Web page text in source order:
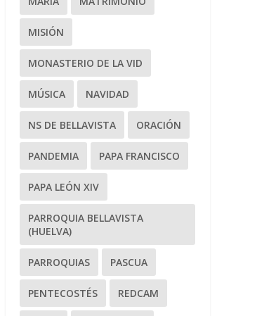
MISIÓN
MONASTERIO DE LA VID
MÚSICA NAVIDAD
NS DE BELLAVISTA ORACIÓN
PANDEMIA PAPA FRANCISCO
PAPA LEÓN XIV
PARROQUIA BELLAVISTA
(HUELVA)
PARROQUIAS PASCUA
PENTECOSTÉS REDCAM